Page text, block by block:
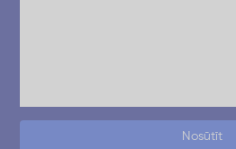
Nosūtīt